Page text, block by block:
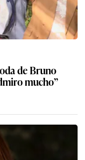
de Bruno
mucho”